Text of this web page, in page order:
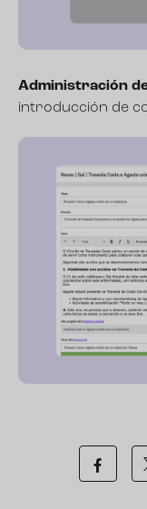
Administración
introducción de